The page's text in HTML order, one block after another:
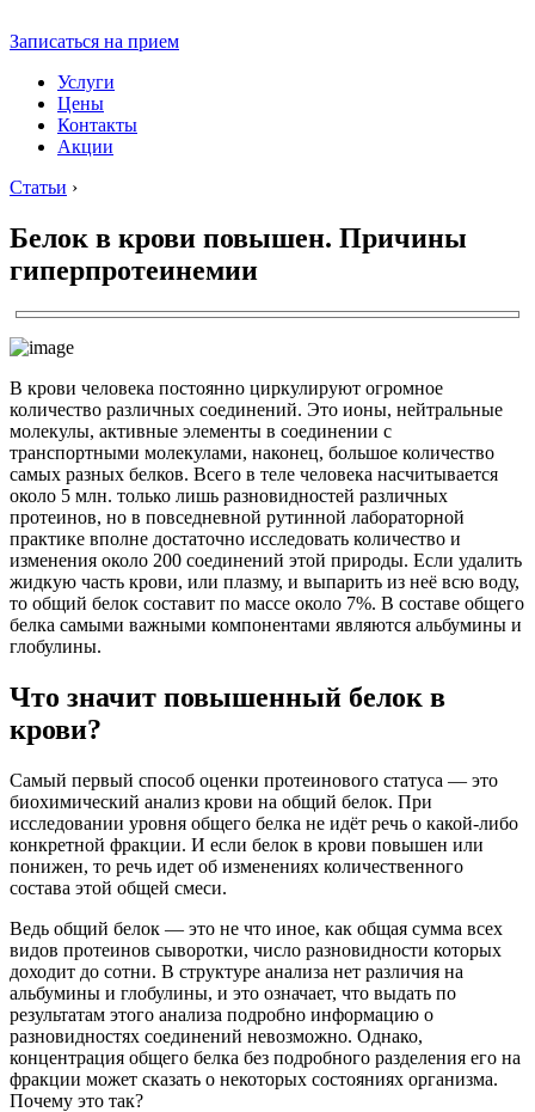
Записаться на прием
Услуги
Цены
Контакты
Акции
Статьи ›
Белок в крови повышен. Причины
гиперпротеинемии
В крови человека постоянно циркулируют огромное
количество различных соединений. Это ионы, нейтральные
молекулы, активные элементы в соединении с
транспортными молекулами, наконец, большое количество
самых разных белков. Всего в теле человека насчитывается
около 5 млн. только лишь разновидностей различных
протеинов, но в повседневной рутинной лабораторной
практике вполне достаточно исследовать количество и
изменения около 200 соединений этой природы. Если удалить
жидкую часть крови, или плазму, и выпарить из неё всю воду,
то общий белок составит по массе около 7%. В составе общего
белка самыми важными компонентами являются альбумины и
глобулины.
Что значит повышенный белок в
крови?
Самый первый способ оценки протеинового статуса — это
биохимический анализ крови на общий белок. При
исследовании уровня общего белка не идёт речь о какой-либо
конкретной фракции. И если белок в крови повышен или
понижен, то речь идет об изменениях количественного
состава этой общей смеси.
Ведь общий белок — это не что иное, как общая сумма всех
видов протеинов сыворотки, число разновидности которых
доходит до сотни. В структуре анализа нет различия на
альбумины и глобулины, и это означает, что выдать по
результатам этого анализа подробно информацию о
разновидностях соединений невозможно. Однако,
концентрация общего белка без подробного разделения его на
фракции может сказать о некоторых состояниях организма.
Почему это так?